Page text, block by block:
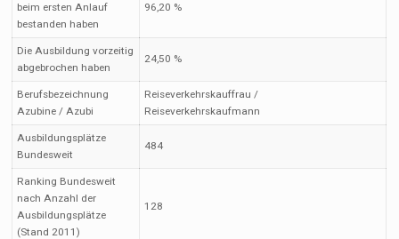
beim ersten Anlauf
bestanden haben
96,20 %
Die Ausbildung vorzeitig
abgebrochen haben
24,50 %
Berufsbezeichnung
Azubine / Azubi
Reiseverkehrskauffrau /
Reiseverkehrskaufmann
Ausbildungsplätze
Bundesweit
484
Ranking Bundesweit
nach Anzahl der
Ausbildungsplätze
(Stand 2011)
128